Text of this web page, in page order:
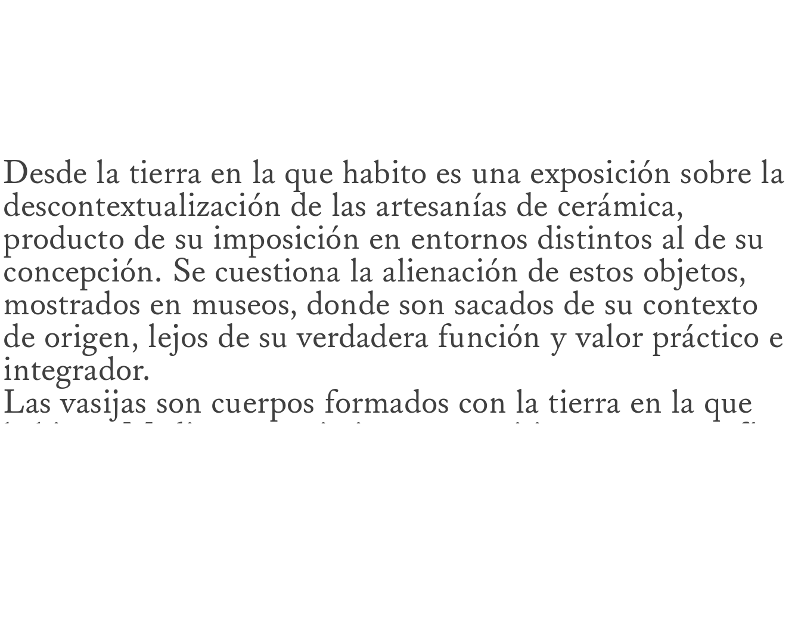
Desde la tierra en la que habito es una exposición sobre la
descontextualización de las artesanías de cerámica,
producto de su imposición en entornos distintos al de su
concepción. Se cuestiona la alienación de estos objetos,
mostrados en museos, donde son sacados de su contexto
de origen, lejos de su verdadera función y valor práctico e
integrador.
Las vasijas son cuerpos formados con la tierra en la que
habitan. Mediante movimientos repetitivos y coreografías